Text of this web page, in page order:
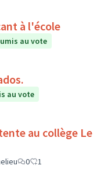
à l'école
au vote
au vote
au collège Le
0
1